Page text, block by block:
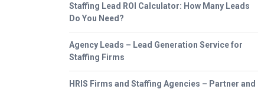
Staffing Lead ROI Calculator: How Many Leads
Do You Need?
Agency Leads – Lead Generation Service for
Staffing Firms
HRIS Firms and Staffing Agencies – Partner and